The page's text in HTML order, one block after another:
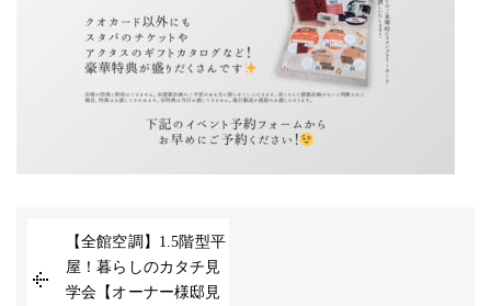
【全館空調】1.5階型平
屋！暮らしのカタチ見
学会【オーナー様邸見